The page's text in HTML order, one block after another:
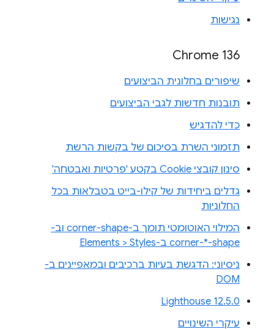
נגישות
Chrome 136
שיפורים בחלונית הביצועים
תובנות חדשות לגבי הביצועים
כדי להדגיש
תזמוני השרת בסיכום של בקשות הרשת
סינון קובצי Cookie בקטע 'פרטיות ואבטחה'
גדלים ביחידות של קילו-בייט בטבלאות בכל
החלוניות
המילוי האוטומטי תומך ב-corner-shape וב-
corner-*-shape ב-Elements > Styles
ניסיוני: הדגשת בעיות ברכיבים ובמאפיינים ב-
DOM
Lighthouse 12.5.0
עיקרי השינויים